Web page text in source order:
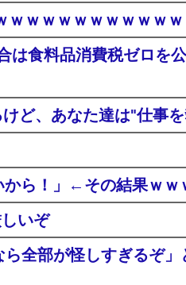
ｗｗｗｗｗｗｗｗｗｗ
は食料品消費税ゼロ
ど、あなた達は"仕事を
から！」←その結果ｗｗ
いぞ
全部が怪しすぎるぞ